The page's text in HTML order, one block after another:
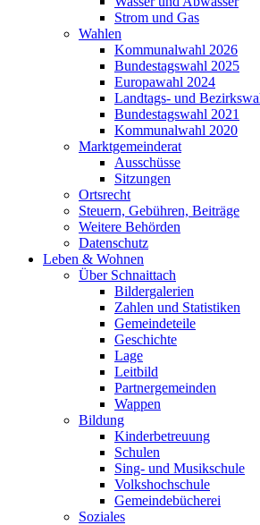
Strom und Gas
Wahlen
Kommunalwahl 2026
Bundestagswahl 2025
Europawahl 2024
Landtags- und
Bundestagswahl 2021
Kommunalwahl 2020
Marktgemeinderat
Ausschüsse
Sitzungen
Ortsrecht
Steuern, Gebühren, Beiträge
Weitere Behörden
Datenschutz
Leben & Wohnen
Über Schnaittach
Bildergalerien
Zahlen und Statistiken
Gemeindeteile
Geschichte
Lage
Leitbild
Partnergemeinden
Wappen
Bildung
Kinderbetreuung
Schulen
Sing- und Musikschule
Volkshochschule
Gemeindebücherei
Soziales